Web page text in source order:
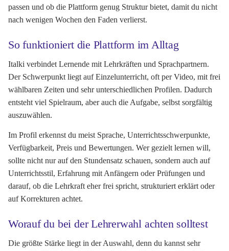
passen und ob die Plattform genug Struktur bietet, damit du nicht
nach wenigen Wochen den Faden verlierst.
So funktioniert die Plattform im Alltag
Italki verbindet Lernende mit Lehrkräften und Sprachpartnern.
Der Schwerpunkt liegt auf Einzelunterricht, oft per Video, mit frei
wählbaren Zeiten und sehr unterschiedlichen Profilen. Dadurch
entsteht viel Spielraum, aber auch die Aufgabe, selbst sorgfältig
auszuwählen.
Im Profil erkennst du meist Sprache, Unterrichtsschwerpunkte,
Verfügbarkeit, Preis und Bewertungen. Wer gezielt lernen will,
sollte nicht nur auf den Stundensatz schauen, sondern auch auf
Unterrichtsstil, Erfahrung mit Anfängern oder Prüfungen und
darauf, ob die Lehrkraft eher frei spricht, strukturiert erklärt oder
auf Korrekturen achtet.
Worauf du bei der Lehrerwahl achten solltest
Die größte Stärke liegt in der Auswahl, denn du kannst sehr